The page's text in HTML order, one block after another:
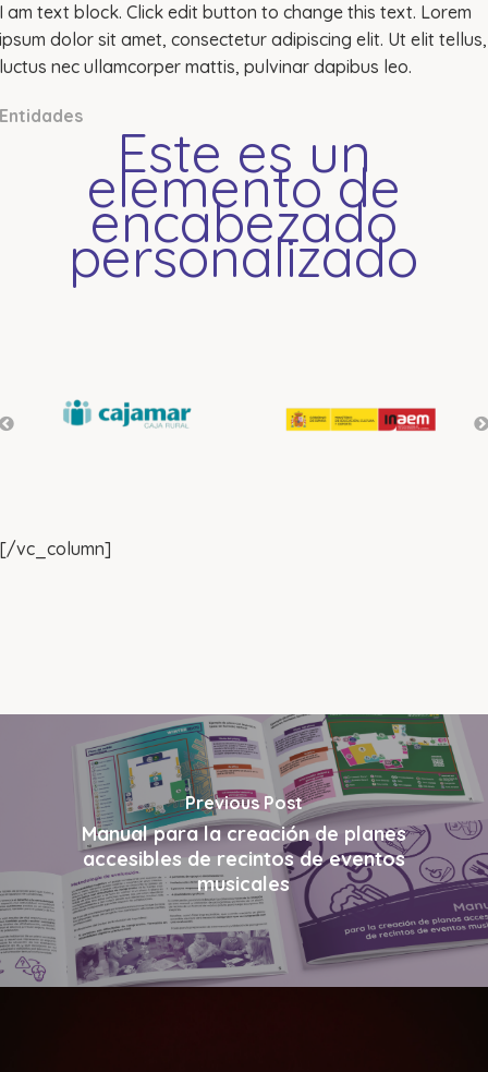
am text block. Click edit button to change this text. Lorem
dolor sit amet, consectetur adipiscing elit. Ut elit tellus,
nec ullamcorper mattis, pulvinar dapibus leo.
Este es un
elemento de
encabezado
personalizado
vc_column]
Previous Post
Manual para la creación de planes
accesibles de recintos de eventos
musicales